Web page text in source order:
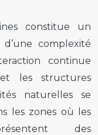
constitue un
complexité
continue
les structures
naturelles se
les zones où les
des